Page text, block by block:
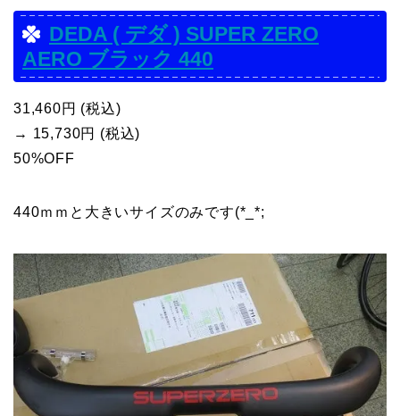
DEDA ( デダ ) SUPER ZERO
AERO ブラック 440
31,460円 (税込)
→ 15,730円 (税込)
50%OFF
440ｍｍと大きいサイズのみです(*_*;